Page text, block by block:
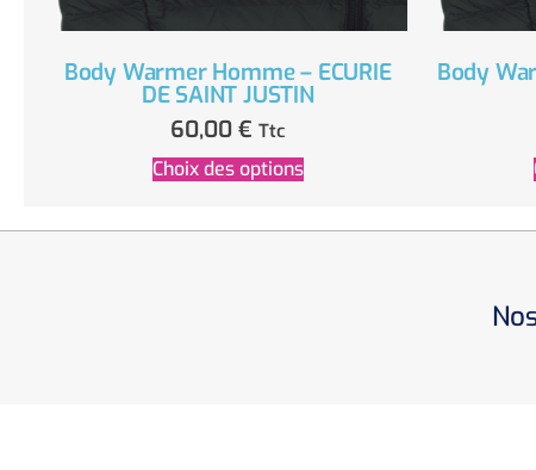
Body Warmer Homme – ECURIE
DE SAINT JUSTIN
60,00€ Ttc
Choix des options
Body